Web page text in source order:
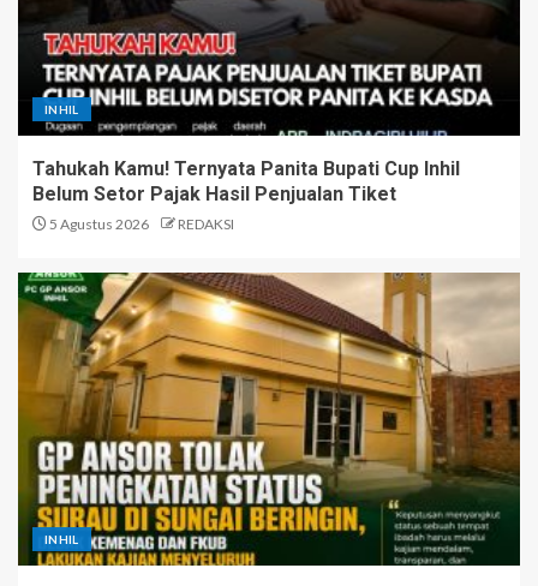
INHIL
Tahukah Kamu! Ternyata Panita Bupati Cup Inhil
Belum Setor Pajak Hasil Penjualan Tiket
5 Agustus 2026 REDAKSI
INHIL